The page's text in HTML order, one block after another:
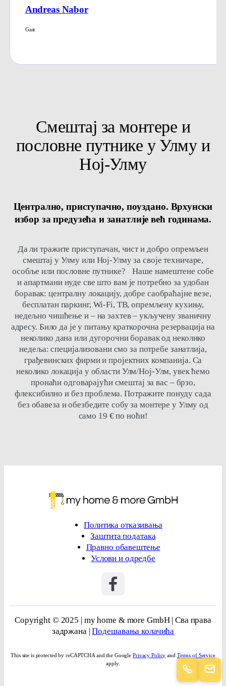
Mery
Смештај за монтере и
пословне путнике у Улму и
Ној-Улму
Централно, приступачно, поуздано. Врхунски
избор за предузећа и занатлије већ годинама.
Да ли тражите приступачан, чист и добро опремљен
смештај у Улму или Ној-Улму за своје техничаре,
особље или пословне путнике? Наше намештене собе
и апартмани нуде све што вам је потребно за удобан
боравак: централну локацију, добре саобраћајне везе,
бесплатан паркинг, Wi-Fi, ТВ, опремљену кухињу,
недељно чишћење и – на захтев – укључену званичну
адресу. Било да је у питању краткорочна резервација на
неколико дана или дугорочни боравак од неколико
недеља: специјализовани смо за потребе занатлија,
грађевинских фирми и пројектних компанија. Са
неколико локација у области Улм/Ној-Улм, увек ћемо
пронаћи одговарајући смештај за вас – брзо,
флексибилно и без проблема. Потражите понуду сада
без обавеза и обезбедите собу за монтере у Улму од
само 19 € по ноћи!
Политика отказивања
Заштита података
Правно обавештење
Услови и одредбе
Copyright © 2025 | my home & more GmbH | Сва права
задржана |Подешавања колачића
This site is protected by reCAPTCHA and the GooglePrivacy Policy and Terms of Service
apply.